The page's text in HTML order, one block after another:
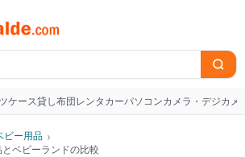
ケース貸し布団レンタカーパソコンカメラ・デジカメ
ビー用品 ›
ベビーランドの比較